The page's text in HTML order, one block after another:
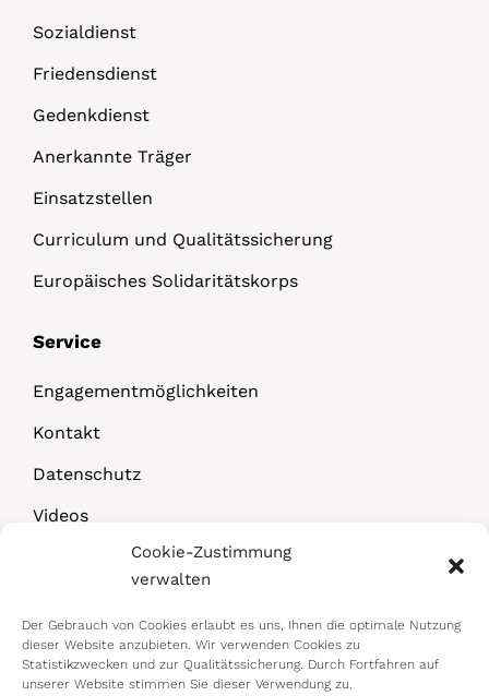
Cookie-Zustimmung
verwalten
Der Gebrauch von Cookies erlaubt es uns, Ihnen die optimale Nutzung
dieser Website anzubieten. Wir verwenden Cookies zu
Statistikzwecken und zur Qualitätssicherung. Durch Fortfahren auf
unserer Website stimmen Sie dieser Verwendung zu.
Sozialdienst
Friedensdienst
Gedenkdienst
Anerkannte Träger
Einsatzstellen
Curriculum und Qualitätssicherung
Europäisches Solidaritätskorps
Service
Engagementmöglichkeiten
Kontakt
Datenschutz
Videos